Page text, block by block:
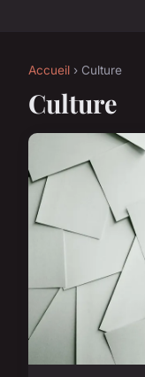
Accueil › Culture
Culture